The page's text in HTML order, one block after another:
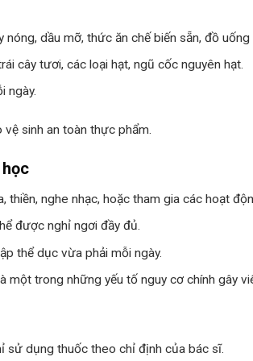
nóng, dầu mỡ, thức ăn chế biến sẵn, đồ
cây tươi, các loại hạt, ngũ cốc nguyên hạt.
ngày.
vệ sinh an toàn thực phẩm.
thiền, nghe nhạc, hoặc tham gia các hoạt
được nghỉ ngơi đầy đủ.
thể dục vừa phải mỗi ngày.
một trong những yếu tố nguy cơ chính gây
sử dụng thuốc theo chỉ định của bác sĩ.